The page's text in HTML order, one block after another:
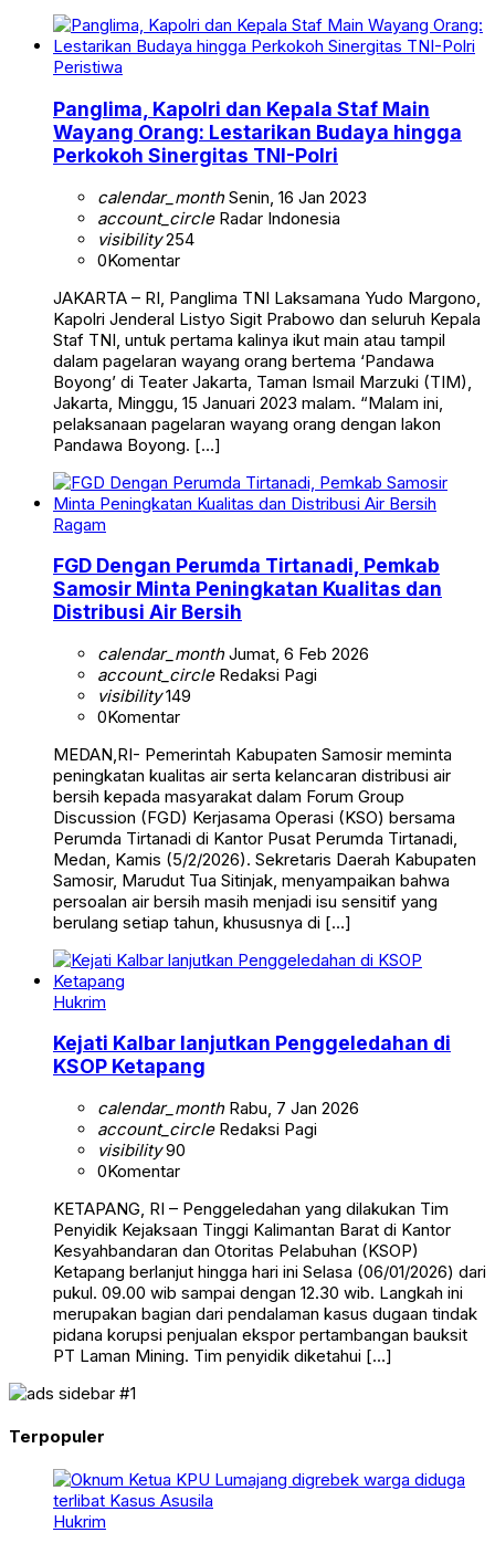
Peristiwa
Panglima, Kapolri dan Kepala Staf Main
Wayang Orang: Lestarikan Budaya hingga
Perkokoh Sinergitas TNI-Polri
calendar_monthSenin, 16 Jan 2023
account_circleRadar Indonesia
visibility254
0Komentar
JAKARTA – RI, Panglima TNI Laksamana Yudo Margono,
Kapolri Jenderal Listyo Sigit Prabowo dan seluruh Kepala
Staf TNI, untuk pertama kalinya ikut main atau tampil
dalam pagelaran wayang orang bertema ‘Pandawa
Boyong’ di Teater Jakarta, Taman Ismail Marzuki (TIM),
Jakarta, Minggu, 15 Januari 2023 malam. “Malam ini,
pelaksanaan pagelaran wayang orang dengan lakon
Pandawa Boyong. […]
Ragam
FGD Dengan Perumda Tirtanadi, Pemkab
Samosir Minta Peningkatan Kualitas dan
Distribusi Air Bersih
calendar_monthJumat, 6 Feb 2026
account_circleRedaksi Pagi
visibility149
0Komentar
MEDAN,RI- Pemerintah Kabupaten Samosir meminta
peningkatan kualitas air serta kelancaran distribusi air
bersih kepada masyarakat dalam Forum Group
Discussion (FGD) Kerjasama Operasi (KSO) bersama
Perumda Tirtanadi di Kantor Pusat Perumda Tirtanadi,
Medan, Kamis (5/2/2026). Sekretaris Daerah Kabupaten
Samosir, Marudut Tua Sitinjak, menyampaikan bahwa
persoalan air bersih masih menjadi isu sensitif yang
berulang setiap tahun, khususnya di […]
Hukrim
Kejati Kalbar lanjutkan Penggeledahan di
KSOP Ketapang
calendar_monthRabu, 7 Jan 2026
account_circleRedaksi Pagi
visibility90
0Komentar
KETAPANG, RI – Penggeledahan yang dilakukan Tim
Penyidik Kejaksaan Tinggi Kalimantan Barat di Kantor
Kesyahbandaran dan Otoritas Pelabuhan (KSOP)
Ketapang berlanjut hingga hari ini Selasa (06/01/2026) dari
pukul. 09.00 wib sampai dengan 12.30 wib. Langkah ini
merupakan bagian dari pendalaman kasus dugaan tindak
pidana korupsi penjualan ekspor pertambangan bauksit
PT Laman Mining. Tim penyidik diketahui […]
Terpopuler
Hukrim